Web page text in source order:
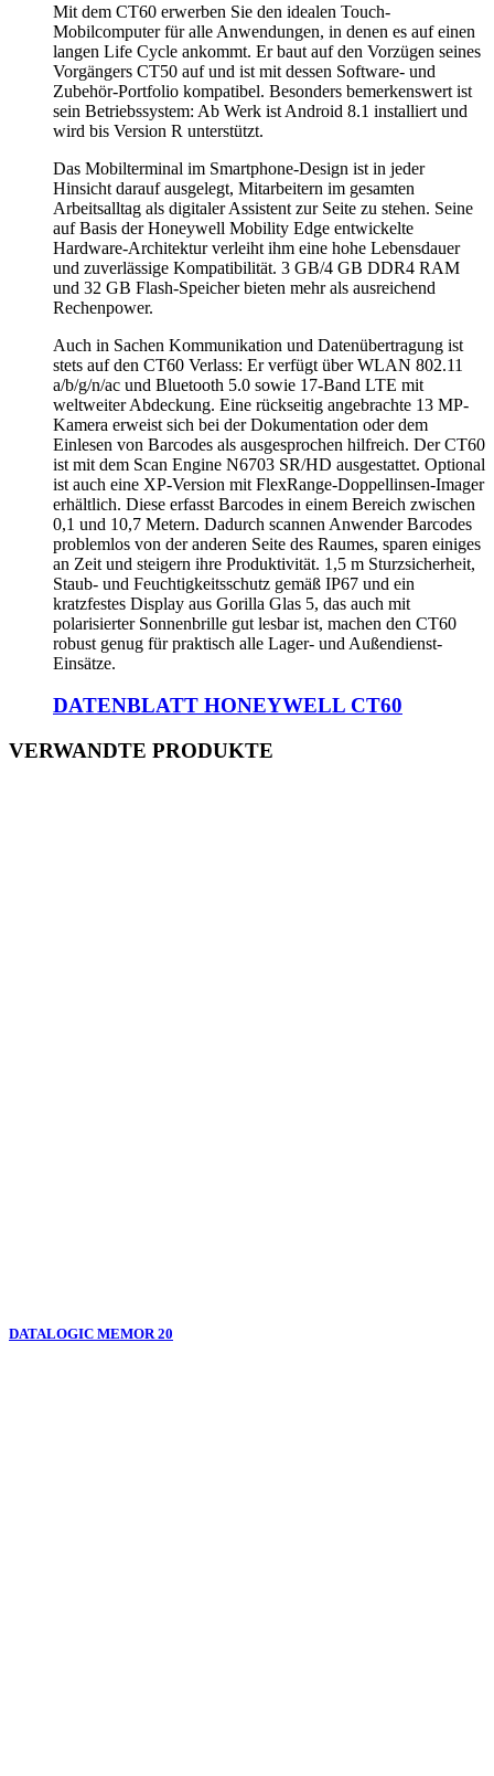
Mit dem CT60 erwerben Sie den idealen Touch-
Mobilcomputer für alle Anwendungen, in denen es auf einen
langen Life Cycle ankommt. Er baut auf den Vorzügen seines
Vorgängers CT50 auf und ist mit dessen Software- und
Zubehör-Portfolio kompatibel. Besonders bemerkenswert ist
sein Betriebssystem: Ab Werk ist Android 8.1 installiert und
wird bis Version R unterstützt.
Das Mobilterminal im Smartphone-Design ist in jeder
Hinsicht darauf ausgelegt, Mitarbeitern im gesamten
Arbeitsalltag als digitaler Assistent zur Seite zu stehen. Seine
auf Basis der Honeywell Mobility Edge entwickelte
Hardware-Architektur verleiht ihm eine hohe Lebensdauer
und zuverlässige Kompatibilität. 3 GB/4 GB DDR4 RAM
und 32 GB Flash-Speicher bieten mehr als ausreichend
Rechenpower.
Auch in Sachen Kommunikation und Datenübertragung ist
stets auf den CT60 Verlass: Er verfügt über WLAN 802.11
a/b/g/n/ac und Bluetooth 5.0 sowie 17-Band LTE mit
weltweiter Abdeckung. Eine rückseitig angebrachte 13 MP-
Kamera erweist sich bei der Dokumentation oder dem
Einlesen von Barcodes als ausgesprochen hilfreich. Der CT60
ist mit dem Scan Engine N6703 SR/HD ausgestattet. Optional
ist auch eine XP-Version mit FlexRange-Doppellinsen-Imager
erhältlich. Diese erfasst Barcodes in einem Bereich zwischen
0,1 und 10,7 Metern. Dadurch scannen Anwender Barcodes
problemlos von der anderen Seite des Raumes, sparen einiges
an Zeit und steigern ihre Produktivität. 1,5 m Sturzsicherheit,
Staub- und Feuchtigkeitsschutz gemäß IP67 und ein
kratzfestes Display aus Gorilla Glas 5, das auch mit
polarisierter Sonnenbrille gut lesbar ist, machen den CT60
robust genug für praktisch alle Lager- und Außendienst-
Einsätze.
DATENBLATT HONEYWELL CT60
VERWANDTE PRODUKTE
DATALOGIC MEMOR 20